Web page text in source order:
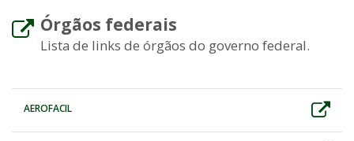
Órgãos federais
Lista de links de órgãos do governo federal.
AEROFACIL